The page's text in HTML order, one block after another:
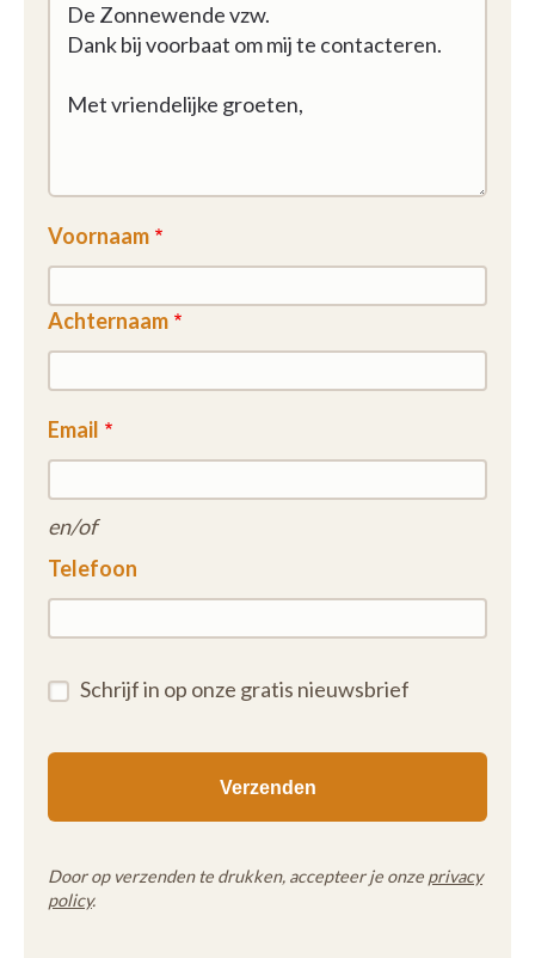
Voornaam
Achternaam
Email
en/of
Telefoon
Schrijf in op onze gratis nieuwsbrief
Door op verzenden te drukken, accepteer je onze privacy
policy.